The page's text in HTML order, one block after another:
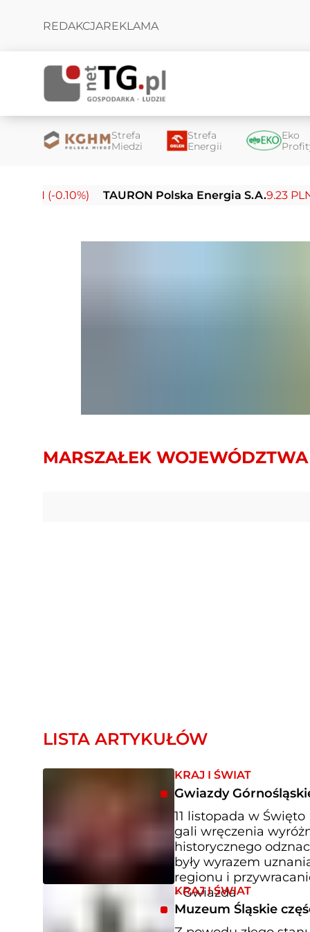
REDAKCJAREKLAMA
Strefa
Miedzi
Strefa
Energii
Eko
(-0.10%) TAURON Polska Energia S.A.9.23 PLN (-
MARSZAŁEK WOJEWÓDZTWA
LISTA ARTYKUŁÓW
KRAJ I ŚWIAT
Gwiazdy
11 listopada w
gali wręczenia
historycznego
były wyrazem
regionu i
- Gwiazda
KRAJ I ŚWIAT
Muzeum Śląskie